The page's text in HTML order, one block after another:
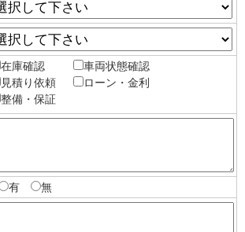
在庫確認
車両状態確認
見積り依頼
ローン・金利
整備・保証
有 無